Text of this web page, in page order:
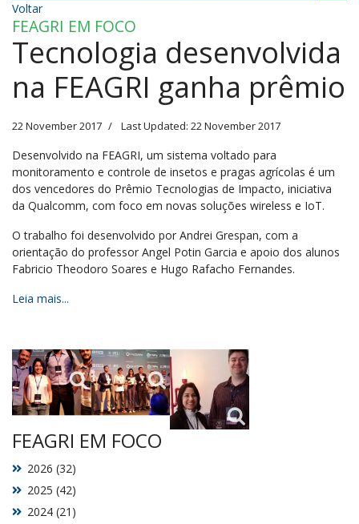
Voltar
FEAGRI EM FOCO
Tecnologia desenvolvida
na FEAGRI ganha prêmio
22 November 2017 Last Updated: 22 November 2017
Desenvolvido na FEAGRI, um sistema voltado para
monitoramento e controle de insetos e pragas agrícolas é um
dos vencedores do Prêmio Tecnologias de Impacto, iniciativa
da Qualcomm, com foco em novas soluções wireless e IoT.
O trabalho foi desenvolvido por Andrei Grespan, com a
orientação do professor Angel Potin Garcia e apoio dos alunos
Fabricio Theodoro Soares e Hugo Rafacho Fernandes.
Leia mais...
FEAGRI EM FOCO
2024 (21)
2025 (42)
2026 (32)